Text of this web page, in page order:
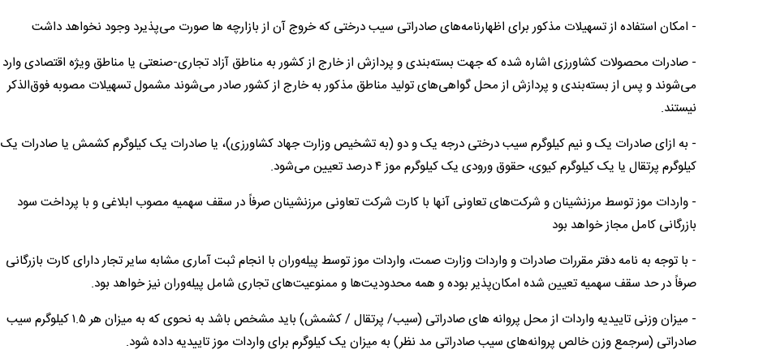
- امکان استفاده از تسهیلات مذکور برای اظهارنامه‌های صادراتی سیب درختی که خروج آن از بازارچه ها صورت می‌پذیرد وجود نخواهد داشت
- صادرات محصولات کشاورزی اشاره شده که جهت بسته‌بندی و پردازش از خارج از کشور به مناطق آزاد تجاری-صنعتی یا مناطق ویژه اقتصادی وارد
می‌شوند و پس از بسته‌بندی و پردازش از محل گواهی‌های تولید مناطق مذکور به خارج از کشور صادر می‌شوند مشمول تسهیلات مصوبه فوق‌الذکر
نیستند.
- به ازای صادرات یک و نیم کیلوگرم سیب درختی درجه یک و دو (به تشخیص وزارت جهاد کشاورزی)، یا صادرات یک کیلوگرم کشمش یا صادرات یک
کیلوگرم پرتقال یا یک کیلوگرم کیوی، حقوق ورودی یک کیلوگرم موز ٤ درصد تعیین می‌شود.
- واردات موز توسط مرزنشینان و شرکت‌های تعاونی آنها با کارت شرکت تعاونی مرزنشینان صرفاً در سقف سهمیه مصوب ابلاغی و با پرداخت سود
بازرگانی کامل مجاز خواهد بود
- با توجه به نامه دفتر مقررات صادرات و واردات وزارت صمت، واردات موز توسط پیله‌وران با انجام ثبت آماری مشابه سایر تجار دارای کارت بازرگانی
صرفاً در حد سقف سهمیه تعیین شده امکان‌پذیر بوده و همه محدودیت‌ها و ممنوعیت‌های تجاری شامل پیله‌وران نیز خواهد بود.
- میزان وزنی تاییدیه واردات از محل پروانه های صادراتی (سیب/ پرتقال / کشمش) باید مشخص باشد به نحوی که به میزان هر ۱.۵ کیلوگرم سیب
صادراتی (سرجمع وزن خالص پروانه‌های سیب صادراتی مد نظر) به میزان یک کیلوگرم برای واردات موز تاییدیه داده شود.